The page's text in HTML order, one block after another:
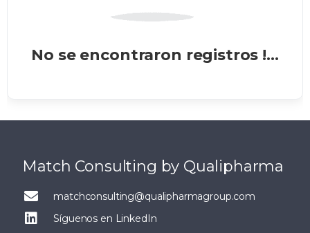
No se encontraron registros !...
Match Consulting by Qualipharma
matchconsulting@qualipharmagroup.com
Síguenos en LinkedIn